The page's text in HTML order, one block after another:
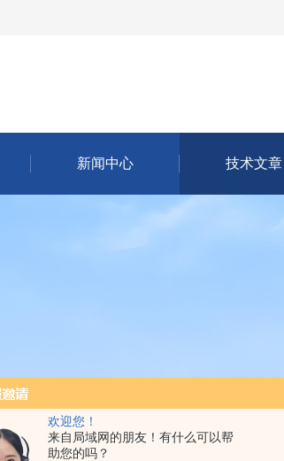
欢迎您！
来自局域网的朋友！有什么可以帮
助您的吗？
新闻中心 技术文章